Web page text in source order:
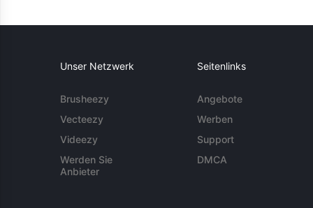
Unser Netzwerk
Brusheezy
Vecteezy
Videezy
Werden Sie
Anbieter
Seitenlinks
Angebote
Werben
Support
DMCA